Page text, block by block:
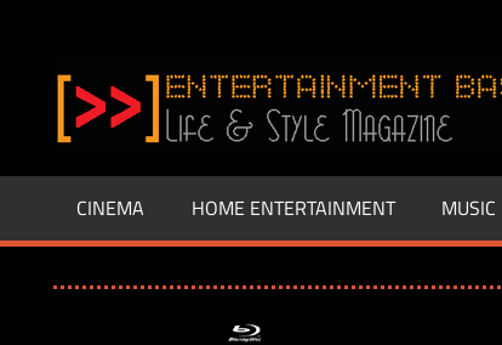
springenBase.de
CINEMA HOME ENTERTAINMENT MUSIC